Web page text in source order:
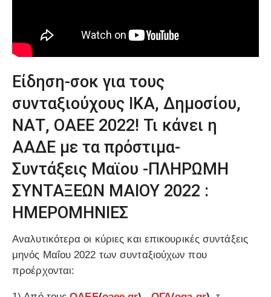
Είδηση-σοκ για τους
συνταξιούχους ΙΚΑ, Δημοσίου,
ΝΑΤ, ΟΑΕΕ 2022! Τι κάνει η
ΑΑΔΕ με τα πρόστιμα-
Συντάξεις Μαϊου -ΠΛΗΡΩΜΗ
ΣΥΝΤΑΞΕΩΝ ΜΑΙΟΥ 2022 :
ΗΜΕΡΟΜΗΝΙΕΣ
Αναλυτικότερα οι κύριες και επικουρικές συντάξεις
μηνός Μαΐου 2022 των συνταξιούχων που
προέρχονται: